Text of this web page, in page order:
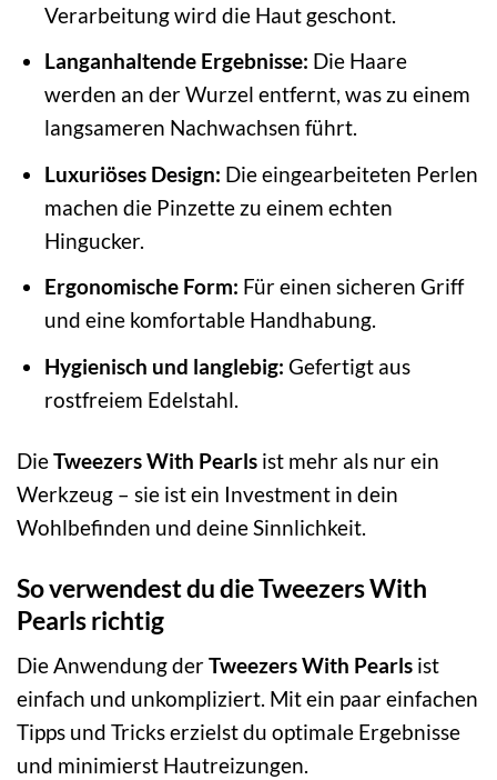
Verarbeitung wird die Haut geschont.
Langanhaltende Ergebnisse: Die Haare
werden an der Wurzel entfernt, was zu einem
langsameren Nachwachsen führt.
Luxuriöses Design: Die eingearbeiteten Perlen
machen die Pinzette zu einem echten
Hingucker.
Ergonomische Form: Für einen sicheren Griff
und eine komfortable Handhabung.
Hygienisch und langlebig: Gefertigt aus
rostfreiem Edelstahl.
DieTweezers With Pearls ist mehr als nur ein
Werkzeug – sie ist ein Investment in dein
Wohlbefinden und deine Sinnlichkeit.
So verwendest du die Tweezers With
Pearls richtig
Die Anwendung derTweezers With Pearls ist
einfach und unkompliziert. Mit ein paar einfachen
Tipps und Tricks erzielst du optimale Ergebnisse
und minimierst Hautreizungen.